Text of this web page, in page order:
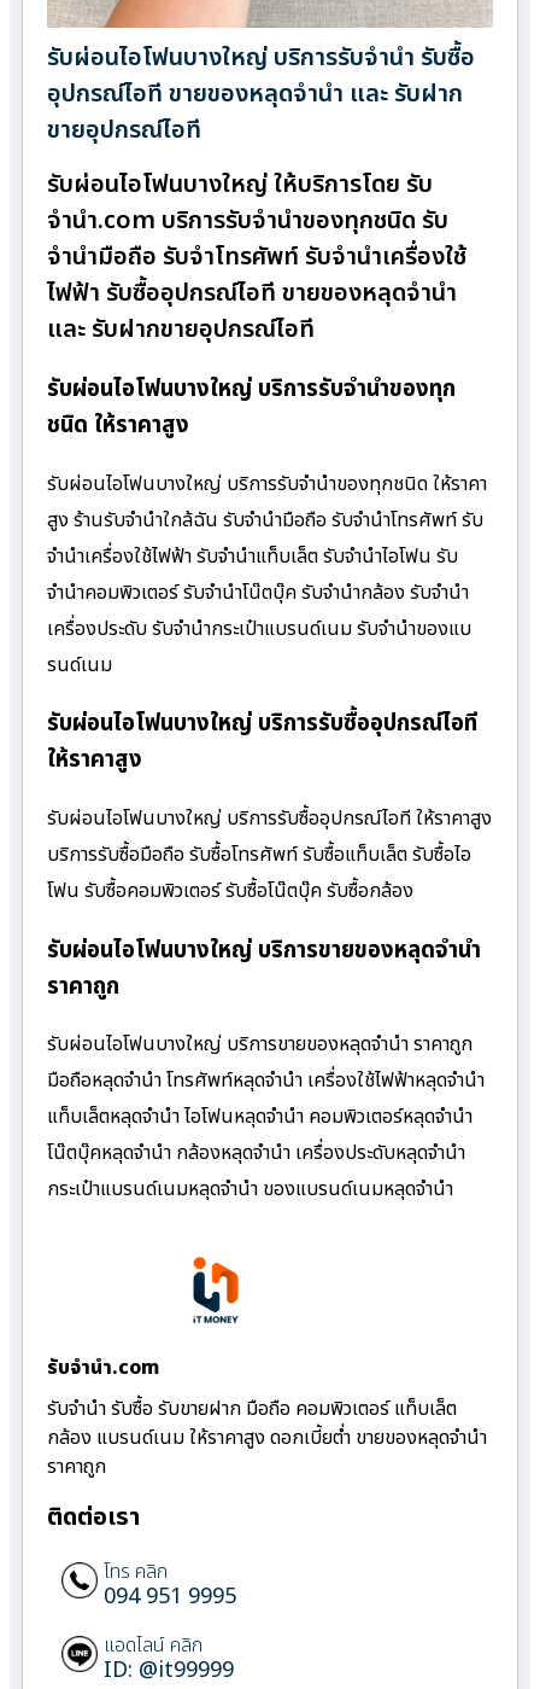
รับผ่อนไอโฟนบางใหญ่ บริการรับจำนำ รับซื้อ
อุปกรณ์ไอที ขายของหลุดจำนำ และ รับฝาก
ขายอุปกรณ์ไอที
รับผ่อนไอโฟนบางใหญ่ ให้บริการโดย รับ
จํานํา.com บริการรับจำนำของทุกชนิด รับ
จำนำมือถือ รับจำโทรศัพท์ รับจำนำเครื่องใช้
ไฟฟ้า รับซื้ออุปกรณ์ไอที ขายของหลุดจำนำ
และ รับฝากขายอุปกรณ์ไอที
รับผ่อนไอโฟนบางใหญ่ บริการรับจำนำของทุก
ชนิด ให้ราคาสูง
รับผ่อนไอโฟนบางใหญ่ บริการรับจำนำของทุกชนิด ให้ราคา
สูง ร้านรับจํานําใกล้ฉัน รับจำนำมือถือ รับจำนำโทรศัพท์ รับ
จำนำเครื่องใช้ไฟฟ้า รับจำนำแท็บเล็ต รับจำนำไอโฟน รับ
จำนำคอมพิวเตอร์ รับจำนำโน๊ตบุ๊ค รับจำนำกล้อง รับจำนำ
เครื่องประดับ รับจำนำกระเป๋าแบรนด์เนม รับจำนำของแบ
รนด์เนม
รับผ่อนไอโฟนบางใหญ่ บริการรับซื้ออุปกรณ์ไอที
ให้ราคาสูง
รับผ่อนไอโฟนบางใหญ่ บริการรับซื้ออุปกรณ์ไอที ให้ราคาสูง
บริการรับซื้อมือถือ รับซื้อโทรศัพท์ รับซื้อแท็บเล็ต รับซื้อไอ
โฟน รับซื้อคอมพิวเตอร์ รับซื้อโน๊ตบุ๊ค รับซื้อกล้อง
รับผ่อนไอโฟนบางใหญ่ บริการขายของหลุดจำนำ
ราคาถูก
รับผ่อนไอโฟนบางใหญ่ บริการขายของหลุดจำนำ ราคาถูก
มือถือหลุดจำนำ โทรศัพท์หลุดจำนำ เครื่องใช้ไฟฟ้าหลุดจำนำ
แท็บเล็ตหลุดจำนำ ไอโฟนหลุดจำนำ คอมพิวเตอร์หลุดจำนำ
โน๊ตบุ๊คหลุดจำนำ กล้องหลุดจำนำ เครื่องประดับหลุดจำนำ
กระเป๋าแบรนด์เนมหลุดจำนำ ของแบรนด์เนมหลุดจำนำ
รับจํานํา.com
รับจำนำ รับซื้อ รับขายฝาก มือถือ คอมพิวเตอร์ แท็บเล็ต
กล้อง แบรนด์เนม ให้ราคาสูง ดอกเบี้ยต่ำ ขายของหลุดจำนำ
ราคาถูก
ติดต่อเรา
โทร คลิก
094 951 9995
แอดไลน์ คลิก
ID: @it99999